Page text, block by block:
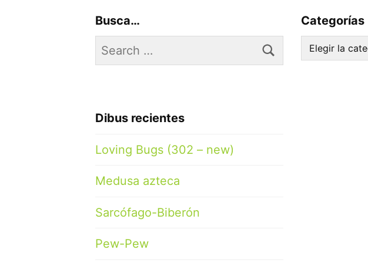
Busca…
Search
for:
Dibus recientes
Loving Bugs (302 – new)
Medusa azteca
Sarcófago-Biberón
Pew-Pew
Categorías
Categorías